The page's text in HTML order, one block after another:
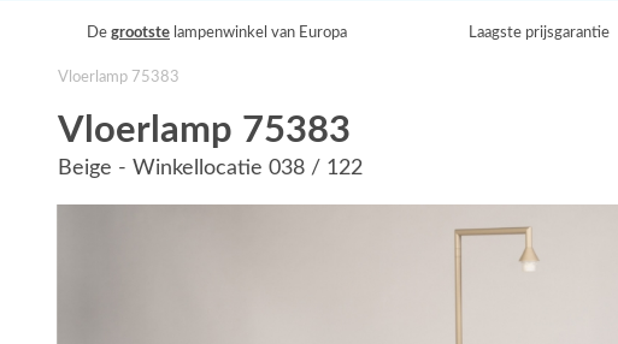
De grootste lampenwinkel van Europa Laagste prijsgarantie
Vloerlamp 75383
Vloerlamp 75383
Beige - Winkellocatie 038 / 122